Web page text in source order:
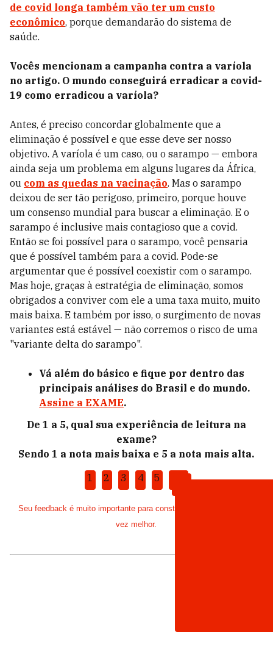
de covid longa também vão ter um custo
econômico, porque demandarão do sistema de
saúde.
Vocês mencionam a campanha contra a varíola
no artigo. O mundo conseguirá erradicar a covid-
19 como erradicou a varíola?
Antes, é preciso concordar globalmente que a
eliminação é possível e que esse deve ser nosso
objetivo. A varíola é um caso, ou o sarampo — embora
ainda seja um problema em alguns lugares da África,
ou com as quedas na vacinação. Mas o sarampo
deixou de ser tão perigoso, primeiro, porque houve
um consenso mundial para buscar a eliminação. E o
sarampo é inclusive mais contagioso que a covid.
Então se foi possível para o sarampo, você pensaria
que é possível também para a covid. Pode-se
argumentar que é possível coexistir com o sarampo.
Mas hoje, graças à estratégia de eliminação, somos
obrigados a conviver com ele a uma taxa muito, muito
mais baixa. E também por isso, o surgimento de novas
variantes está estável — não corremos o risco de uma
"variante delta do sarampo".
Vá além do básico e fique por dentro das
principais análises do Brasil e do mundo.
Assine a EXAME.
De 1 a 5, qual sua experiência de leitura na
exame?
Sendo 1 a nota mais baixa e 5 a nota mais alta.
1
2 3 4 5
Seu feedback é muito importante para construir uma EXAME cada
vez melhor.